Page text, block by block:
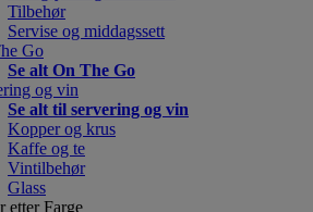
Tilbehør
Servise og middagssett
Go
Se alt On The Go
og vin
Se alt til servering og vin
Kopper og krus
Kaffe og te
Vintilbehør
Glass
etter Farge